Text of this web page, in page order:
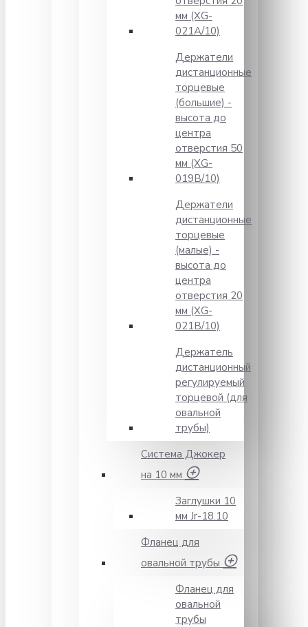
мм (XG-
021A/10)
Держатели
дистанционные
торцевые
(большие) -
высота до
центра
отверстия 50
мм (XG-
019B/10)
Держатели
дистанционные
торцевые
(малые) -
высота до
центра
отверстия 20
мм (XG-
021B/10)
Держатель
дистанционный
регулируемый
торцевой (для
овальной
трубы)
Система Джокер
на 10 мм
Заглушки 10
мм Jr-18.10
Фланец для
овальной трубы
Фланец для
овальной
трубы